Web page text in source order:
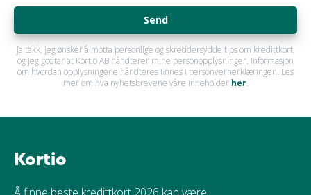
Send
Ja takk, jeg ønsker å motta personlige og skreddersydde tips om kredittkort,
og jeg godtar at Kortio AB håndterer mine personopplysninger. Informasjon
om hvordan opplysningene håndteres finnes i personvernerklæringen. Les
mer om hva nyhetsbrevene våre inneholder her.
Kortio